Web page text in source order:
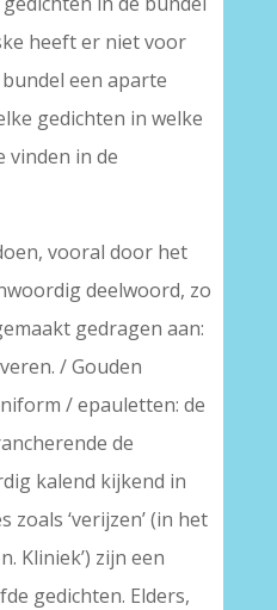
heeft er niet voor
een aparte
gedichten in welke
vinden in de
vooral door het
deelwoord, zo
gedragen aan:
/ Gouden
/ epauletten: de
de
kalend kijkend in
zoals ‘verijzen’ (in het
Kliniek’) zijn een
gedichten. Elders,